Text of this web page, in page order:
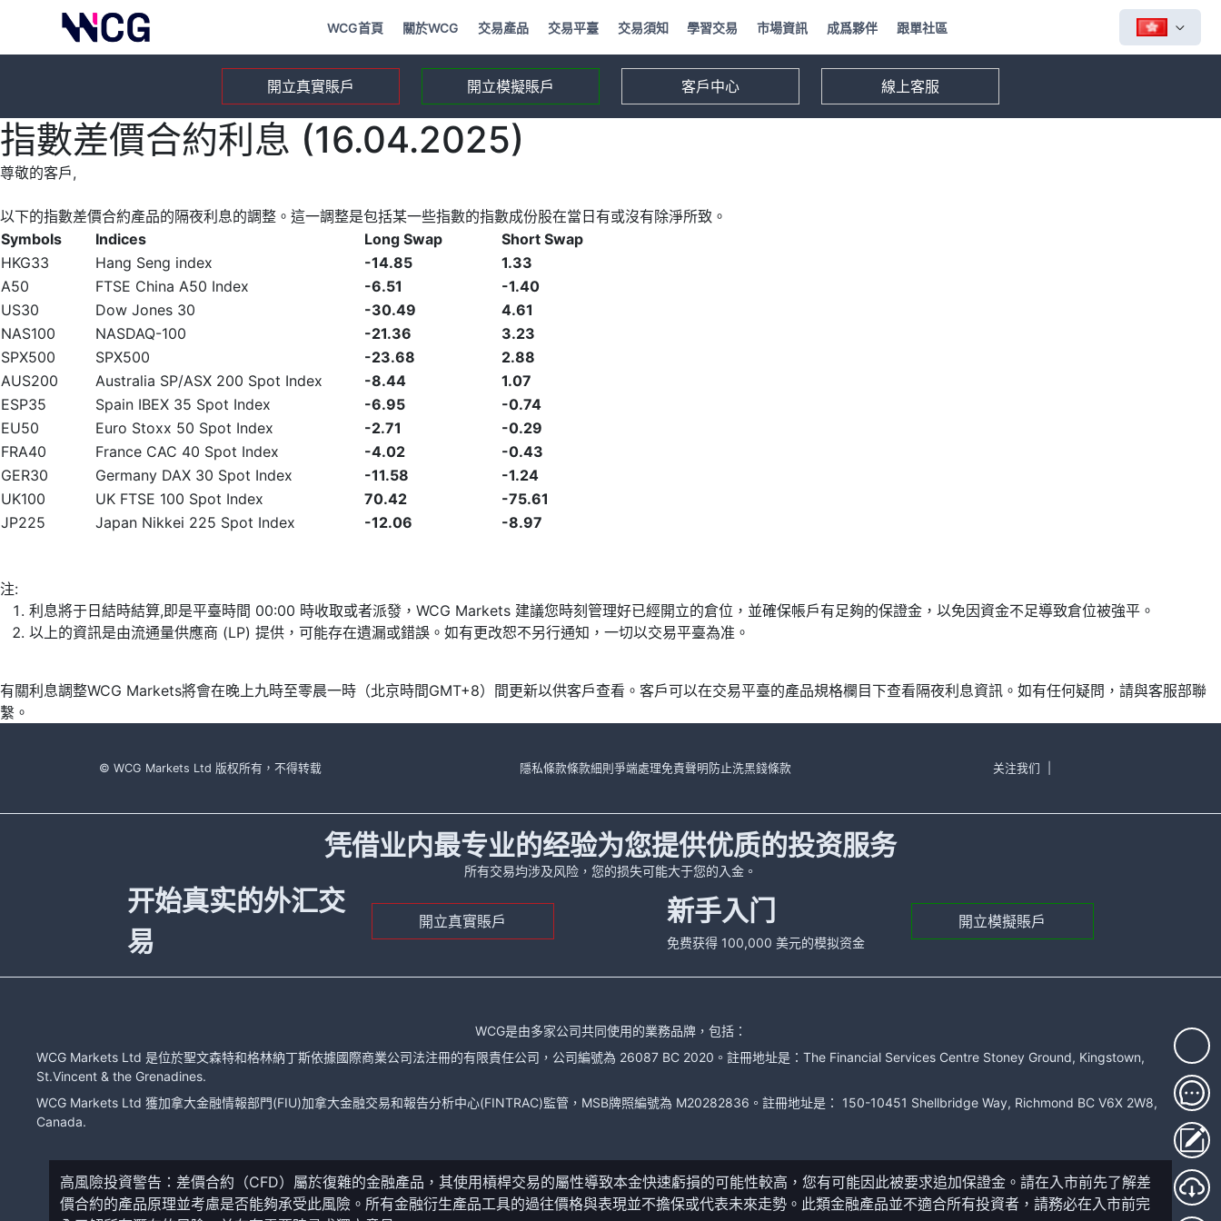
WCG首頁 關於WCG 交易產品 交易平臺 交易須知 學習交易 市場資訊 成爲夥伴 跟單社區
開立真實賬戶 開立模擬賬戶 客戶中心 線上客服
指數差價合約利息 (16.04.2025)
尊敬的客戶,
以下的指數差價合約產品的隔夜利息的調整。這一調整是包括某一些指數的指數成份股在當日有或沒有除淨所致。
Symbols
Indices Long Swap
Short Swap
HKG33
Hang Seng index -14.85
1.33
A50
FTSE China A50 Index -6.51
-1.40
US30
Dow Jones 30 -30.49
4.61
NAS100
NASDAQ-100 -21.36
3.23
SPX500
SPX500 -23.68
2.88
AUS200
Australia SP/ASX 200 Spot Index -8.44
1.07
ESP35
Spain IBEX 35 Spot Index -6.95
-0.74
EU50
Euro Stoxx 50 Spot Index -2.71
-0.29
FRA40
France CAC 40 Spot Index -4.02
-0.43
GER30
Germany DAX 30 Spot Index -11.58
-1.24
UK100
UK FTSE 100 Spot Index 70.42
-75.61
JP225
Japan Nikkei 225 Spot Index -12.06 -8.97
注:
利息將于日結時結算,即是平臺時間 00:00 時收取或者派發，WCG Markets 建議您時刻管理好已經開立的倉位，並確保帳戶有足夠的保證金，以免因資金不足導致倉位被強平。
以上的資訊是由流通量供應商 (LP) 提供，可能存在遺漏或錯誤。如有更改恕不另行通知，一切以交易平臺為准。
有關利息調整WCG Markets將會在晚上九時至零晨一時（北京時間GMT+8）間更新以供客戶查看。客戶可以在交易平臺的產品規格欄目下查看隔夜利息資訊。如有任何疑問，請與客服部聯
繫。
© WCG Markets Ltd 版权所有，不得转载 隱私條款條款細則 爭端處理免責聲明 防止洗黑錢條款 关注我们
凭借业内最专业的经验为您提供优质的投资服务
所有交易均涉及风险，您的损失可能大于您的入金。
开始真实的外汇交
易
開立真實賬戶 新手入门
免费获得 100,000 美元的模拟资金
開立模擬賬戶
WCG是由多家公司共同使用的業務品牌，包括：
WCG Markets Ltd 是位於聖文森特和格林納丁斯依據國際商業公司法注冊的有限責任公司，公司編號為 26087 BC 2020。註冊地址是：The Financial Services Centre Stoney Ground, Kingstown,
St.Vincent & the Grenadines.
WCG Markets Ltd 獲加拿大金融情報部門(FIU)加拿大金融交易和報告分析中心(FINTRAC)監管，MSB牌照編號為 M20282836。註冊地址是： 150-10451 Shellbridge Way, Richmond BC V6X 2W8,
Canada.
高風險投資警告：差價合約（CFD）屬於復雜的金融產品，其使用槓桿交易的屬性導致本金快速虧損的可能性較高，您有可能因此被要求追加保證金。請在入市前先了解差
價合約的產品原理並考慮是否能夠承受此風險。所有金融衍生產品工具的過往價格與表現並不擔保或代表未來走勢。此類金融產品並不適合所有投資者，請務必在入市前完